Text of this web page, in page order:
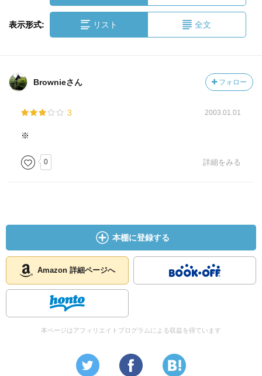
表示形式: リスト 全文
Brownieさん フォロー
3 2003.01.01
※
0 詳細をみる
本棚に登録する
Amazon 詳細ページへ
本ページはアフィリエイトプログラムによる収益を得ています